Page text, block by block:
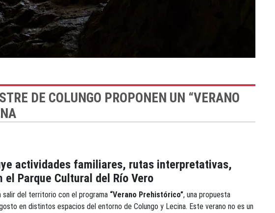
DE COLUNGO PROPONEN UN “VERANO
actividades familiares, rutas interpretativas,
Parque Cultural del Río Vero
salir del territorio con el programa “Verano Prehistórico”, una propuesta
en distintos espacios del entorno de Colungo y Lecina. Este verano no es un